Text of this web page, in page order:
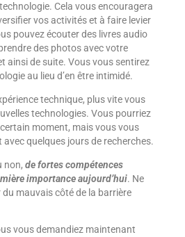
Cela vous encouragera
vos activités et à faire levier
pouvez écouter des livres audio
des photos avec votre
ainsi de suite. Vous vous sentirez
au lieu d’en être intimidé.
technique, plus vite vous
technologies. Vous pourriez
moment, mais vous vous
quelques jours de recherches.
non, de fortes compétences
importance aujourd’hui. Ne
mauvais côté de la barrière
vous demandiez maintenant